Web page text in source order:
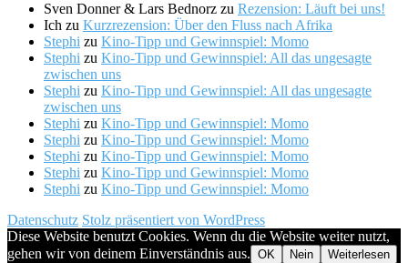
Sven Donner & Lars Bednorz zu Rezension: Läuft bei uns!
Ich zu Kurzrezension: Über den Fluss nach Afrika
Stephi zu Kino-Tipp und Gewinnspiel: Momo
Stephi zu Kino-Tipp und Gewinnspiel: All das ungesagte
zwischen uns
Stephi zu Kino-Tipp und Gewinnspiel: All das ungesagte
zwischen uns
Stephi zu Kino-Tipp und Gewinnspiel: Momo
Stephi zu Kino-Tipp und Gewinnspiel: Momo
Stephi zu Kino-Tipp und Gewinnspiel: Momo
Stephi zu Kino-Tipp und Gewinnspiel: Momo
Stephi zu Kino-Tipp und Gewinnspiel: Momo
Datenschutz Stolz präsentiert von WordPress
Diese Website benutzt Cookies. Wenn du die Website weiter nutzt,
gehen wir von deinem Einverständnis aus. OK Nein Weiterlesen